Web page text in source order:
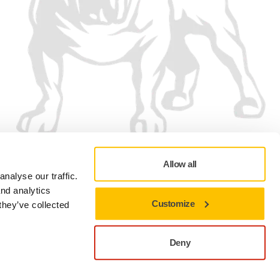
our traffic.
analytics
collected
Allow all
Customize
Deny
Sluiten om op de huidige site te blijven.